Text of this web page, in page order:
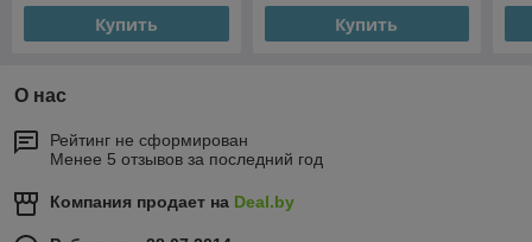
Купить Купить
О нас
Рейтинг не сформирован
Менее 5 отзывов за последний год
Компания продает на Deal.by